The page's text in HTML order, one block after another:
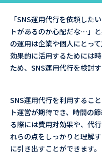
「SNS運用代行を依頼した
トがあるのか心配だな…」
の運用は企業や個人にとっ
効果的に活用するためには
ため、SNS運用代行を検討
SNS運用代行を利用するこ
ト運営が期待でき、時間の
る際には費用対効果や、代
れらの点をしっかりと理解
に引き出すことができます。